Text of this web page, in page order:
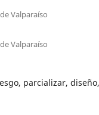
Valparaíso
Valparaíso
parcializar,